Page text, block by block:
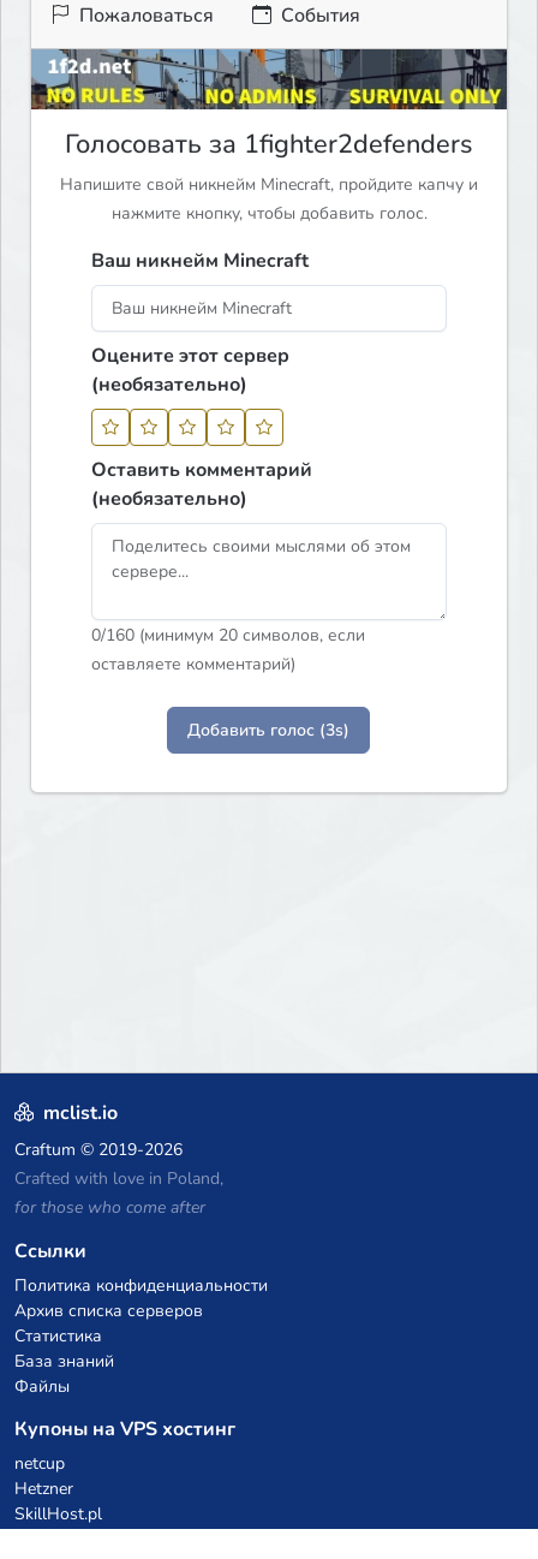
Пожаловаться События
Голосовать за 1fighter2defenders
Напишите свой никнейм Minecraft, пройдите капчу и
нажмите кнопку, чтобы добавить голос.
Ваш никнейм Minecraft
Оцените этот сервер
(необязательно)
Оставить комментарий
(необязательно)
0/160 (минимум 20 символов, если
оставляете комментарий)
Добавить голос (3s)
mclist.io
Craftum © 2019-2026
Crafted with love in Poland,
for those who come after
Ссылки
Политика конфиденциальности
Архив списка серверов
Статистика
База знаний
Файлы
Купоны на VPS хостинг
netcup
Hetzner
SkillHost.pl